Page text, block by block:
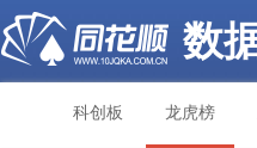
数
科创板 龙虎榜